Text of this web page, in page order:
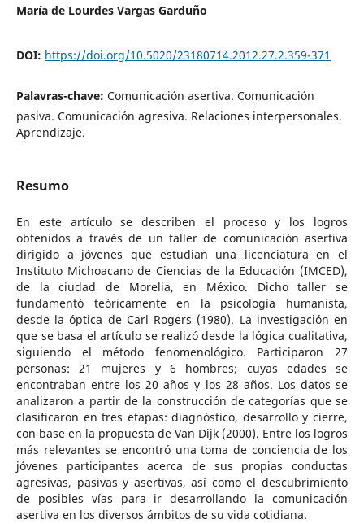
María de Lourdes Vargas Garduño
DOI: https://doi.org/10.5020/23180714.2012.27.2.359-371
Palavras-chave: Comunicación asertiva. Comunicación
pasiva. Comunicación agresiva. Relaciones interpersonales.
Aprendizaje.
Resumo
En este artículo se describen el proceso y los logros
obtenidos a través de un taller de comunicación asertiva
dirigido a jóvenes que estudian una licenciatura en el
Instituto Michoacano de Ciencias de la Educación (IMCED),
de la ciudad de Morelia, en México. Dicho taller se
fundamentó teóricamente en la psicología humanista,
desde la óptica de Carl Rogers (1980). La investigación en
que se basa el artículo se realizó desde la lógica cualitativa,
siguiendo el método fenomenológico. Participaron 27
personas: 21 mujeres y 6 hombres; cuyas edades se
encontraban entre los 20 años y los 28 años. Los datos se
analizaron a partir de la construcción de categorías que se
clasificaron en tres etapas: diagnóstico, desarrollo y cierre,
con base en la propuesta de Van Dijk (2000). Entre los logros
más relevantes se encontró una toma de conciencia de los
jóvenes participantes acerca de sus propias conductas
agresivas, pasivas y asertivas, así como el descubrimiento
de posibles vías para ir desarrollando la comunicación
asertiva en los diversos ámbitos de su vida cotidiana.